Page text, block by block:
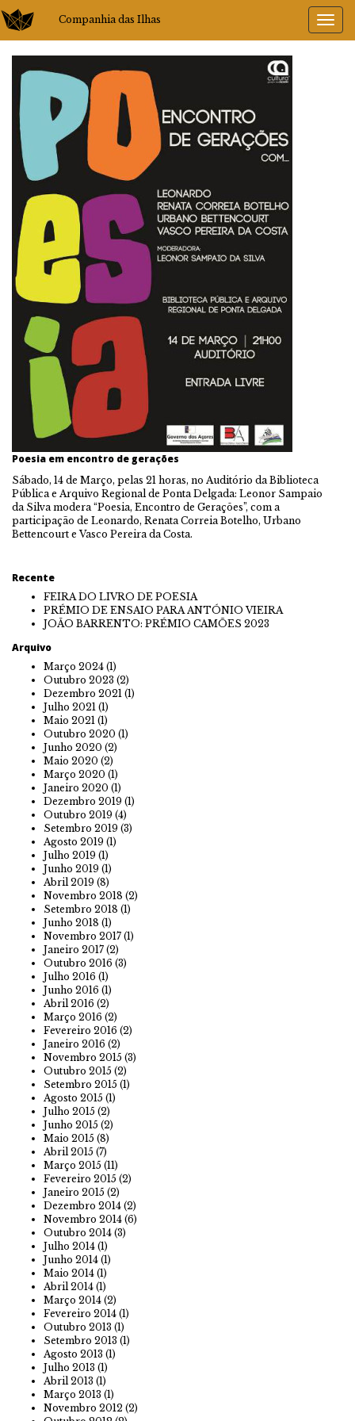
Companhia das Ilhas
Poesia em encontro de gerações
Sábado, 14 de Março, pelas 21 horas, no Auditório da Biblioteca
Pública e Arquivo Regional de Ponta Delgada: Leonor Sampaio
da Silva modera “Poesia, Encontro de Gerações”, com a
participação de Leonardo, Renata Correia Botelho, Urbano
Bettencourt e Vasco Pereira da Costa.
Recente
FEIRA DO LIVRO DE POESIA
PRÉMIO DE ENSAIO PARA ANTÓNIO VIEIRA
JOÃO BARRENTO: PRÉMIO CAMÕES 2023
Arquivo
Março 2024 (1)
Outubro 2023 (2)
Dezembro 2021 (1)
Julho 2021 (1)
Maio 2021 (1)
Outubro 2020 (1)
Junho 2020 (2)
Maio 2020 (2)
Março 2020 (1)
Janeiro 2020 (1)
Dezembro 2019 (1)
Outubro 2019 (4)
Setembro 2019 (3)
Agosto 2019 (1)
Julho 2019 (1)
Junho 2019 (1)
Abril 2019 (8)
Novembro 2018 (2)
Setembro 2018 (1)
Junho 2018 (1)
Novembro 2017 (1)
Janeiro 2017 (2)
Outubro 2016 (3)
Julho 2016 (1)
Junho 2016 (1)
Abril 2016 (2)
Março 2016 (2)
Fevereiro 2016 (2)
Janeiro 2016 (2)
Novembro 2015 (3)
Outubro 2015 (2)
Setembro 2015 (1)
Agosto 2015 (1)
Julho 2015 (2)
Junho 2015 (2)
Maio 2015 (8)
Abril 2015 (7)
Março 2015 (11)
Fevereiro 2015 (2)
Janeiro 2015 (2)
Dezembro 2014 (2)
Novembro 2014 (6)
Outubro 2014 (3)
Julho 2014 (1)
Junho 2014 (1)
Maio 2014 (1)
Abril 2014 (1)
Março 2014 (2)
Fevereiro 2014 (1)
Outubro 2013 (1)
Setembro 2013 (1)
Agosto 2013 (1)
Julho 2013 (1)
Abril 2013 (1)
Março 2013 (1)
Novembro 2012 (2)